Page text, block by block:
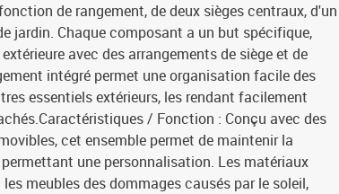
de rangement, de deux sièges centraux, d'un
jardin. Chaque composant a un but spécifique,
avec des arrangements de siège et de
intégré permet une organisation facile des
essentiels extérieurs, les rendant facilement
/ Fonction : Conçu avec des
cet ensemble permet de maintenir la
une personnalisation. Les matériaux
meubles des dommages causés par le soleil,